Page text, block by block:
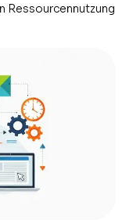
Ressourcennutzung